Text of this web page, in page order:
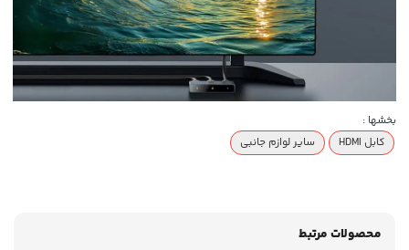
بخشها :
کابل HDMI
سایر لوازم جانبی
محصولات مرتبط